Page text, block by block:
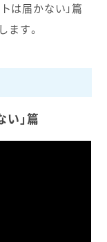
は届かない」篇
す。
い」篇